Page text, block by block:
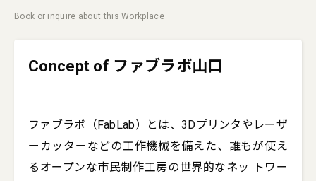
Book or inquire about this Workplace
Concept of ファブラボ山口
ファブラボ（FabLab）とは、3Dプリンタやレーザ
ーカッターなどの工作機械を備えた、誰もが使え
るオープンな市民制作工房の世界的なネッ トワー